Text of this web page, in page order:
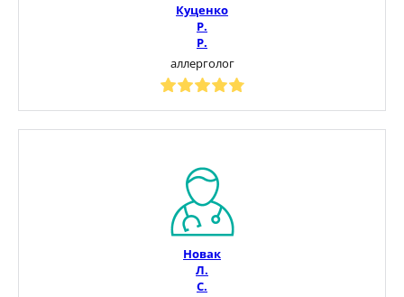
Куценко
Р.
Р.
аллерголог
Новак
Л.
С.